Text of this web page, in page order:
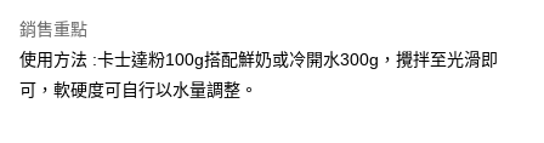
• 付款後7-11取貨
每筆NT$60，滿NT$699(含以上)免運費
銷售重點
使用方法 :卡士達粉100g搭配鮮奶或冷開水300g，攪拌至光滑即
可，軟硬度可自行以水量調整。